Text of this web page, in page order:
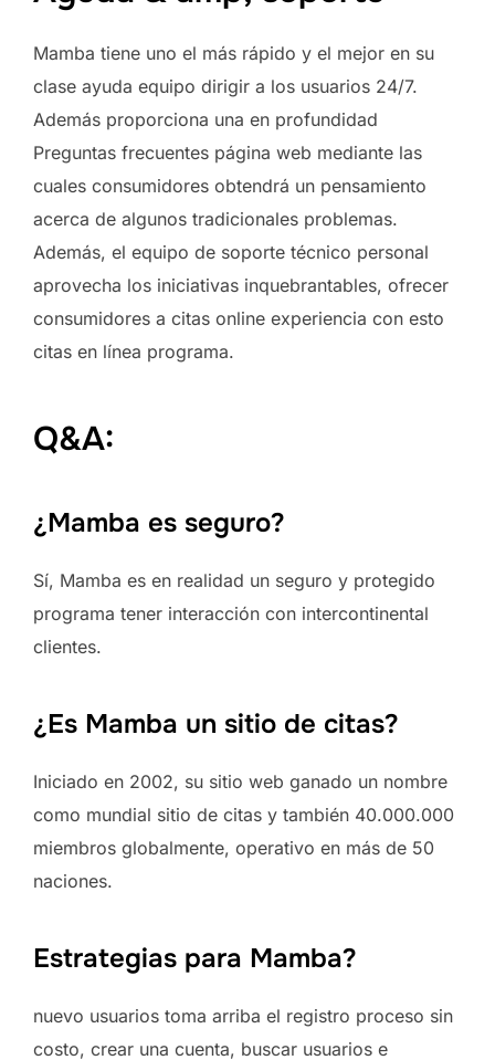
Mamba tiene uno el más rápido y el mejor en su
clase ayuda equipo dirigir a los usuarios 24/7.
Además proporciona una en profundidad
Preguntas frecuentes página web mediante las
cuales consumidores obtendrá un pensamiento
acerca de algunos tradicionales problemas.
Además, el equipo de soporte técnico personal
aprovecha los iniciativas inquebrantables, ofrecer
consumidores a citas online experiencia con esto
citas en línea programa.
Q&A:
¿Mamba es seguro?
Sí, Mamba es en realidad un seguro y protegido
programa tener interacción con intercontinental
clientes.
¿Es Mamba un sitio de citas?
Iniciado en 2002, su sitio web ganado un nombre
como mundial sitio de citas y también 40.000.000
miembros globalmente, operativo en más de 50
naciones.
Estrategias para Mamba?
nuevo usuarios toma arriba el registro proceso sin
costo, crear una cuenta, buscar usuarios e